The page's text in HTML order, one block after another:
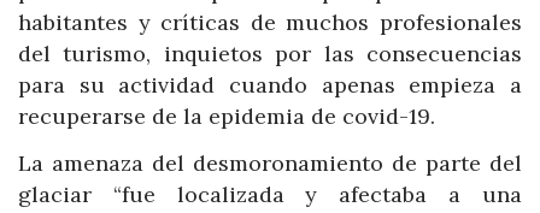
habitantes y críticas de muchos profesionales
del turismo, inquietos por las consecuencias
para su actividad cuando apenas empieza a
recuperarse de la epidemia de covid-19.
La amenaza del desmoronamiento de parte del
glaciar “fue localizada y afectaba a una